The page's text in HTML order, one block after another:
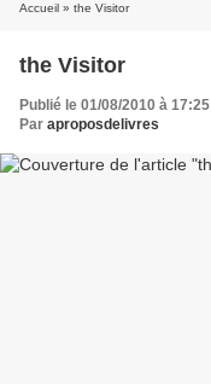
Accueil » the Visitor
the Visitor
Publié le 01/08/2010 à 17:25
Par aproposdelivres